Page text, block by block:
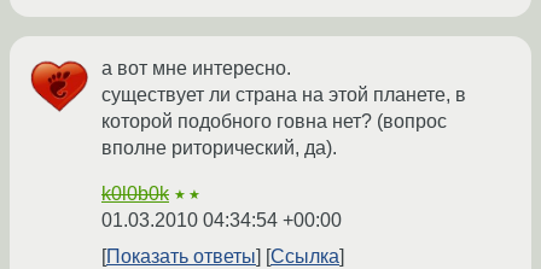
а вот мне интересно.
существует ли страна на этой планете, в
которой подобного говна нет? (вопрос
вполне риторический, да).
k0l0b0k ★★
01.03.2010 04:34:54 +00:00
Показать ответы
Ссылка